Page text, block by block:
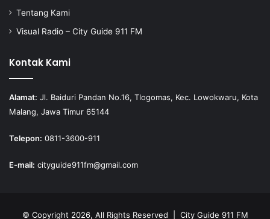
Tentang Kami
Visual Radio – City Guide 911 FM
Kontak Kami
Alamat: Jl. Baiduri Pandan No.16, Tlogomas, Kec. Lowokwaru, Kota
Malang, Jawa Timur 65144
Telepon: 0811-3600-911
E-mail: cityguide911fm@gmail.com
© Copyright 2026, All Rights Reserved | City Guide 911 FM